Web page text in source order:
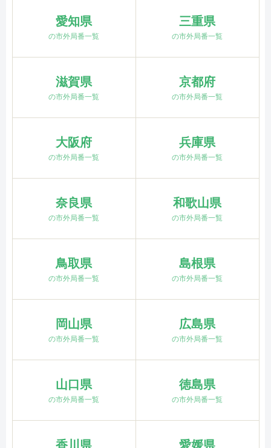
愛知県
の市外局番一覧
三重県
の市外局番一覧
滋賀県
の市外局番一覧
京都府
の市外局番一覧
大阪府
の市外局番一覧
兵庫県
の市外局番一覧
奈良県
の市外局番一覧
和歌山県
の市外局番一覧
鳥取県
の市外局番一覧
島根県
の市外局番一覧
岡山県
の市外局番一覧
広島県
の市外局番一覧
山口県
の市外局番一覧
徳島県
の市外局番一覧
香川県 愛媛県